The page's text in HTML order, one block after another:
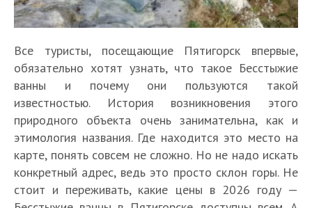
Все туристы, посещающие Пятигорск впервые,
обязательно хотят узнать, что такое Бесстыжие
ванны и почему они пользуются такой
известностью. История возникновения этого
природного объекта очень занимательна, как и
этимология названия. Где находится это место на
карте, понять совсем не сложно. Но не надо искать
конкретный адрес, ведь это просто склон горы. Не
стоит и переживать, какие цены в 2026 году —